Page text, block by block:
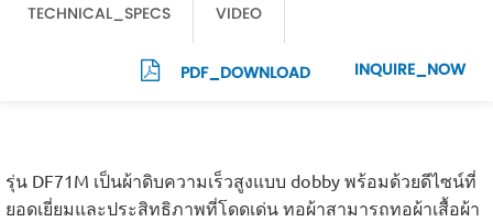
TECHNICAL_SPECS VIDEO
PDF_DOWNLOAD INQUIRE_NOW
รุ่น DF71M เป็นผ้าดิบความเร็วสูงแบบ dobby พร้อมด้วยดีไซน์ที่
ยอดเยี่ยมและประสิทธิภาพที่โดดเด่น ทอผ้าสามารถทอผ้าเสื้อผ้า